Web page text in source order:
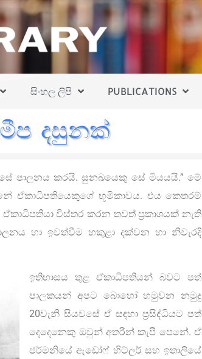
සිංහල ලිපි PUBLICATIONS
දසුනක්
පාලනය කරයි. සුනඛයෙකු සේ මියයයි.” මේ
ඒකාධිපතියෙකුගේ භූමිකාවය. එය කෙතරම්
විස්තර කරන තවත් ප්‍රකාශයක් නැති
හා ඉවත්වීම හකුළා දක්වන හා නිවැරදි
ඉතිහාසය තුළ ඒකාධිපතියන් බවට පත්
පාලකයන් අපට බොහෝ හමුවන නමුදු
20වැනි සියවසේ ඒ සඳහා ප්‍රසිද්ධියට පත්
දෙදෙනෙකු ඔවුන් අතරින් කැපී පෙනේ. ඒ
ජර්මනියේ ඇඩෝෆ් හිට්ලර් සහ ඉතාලියේ